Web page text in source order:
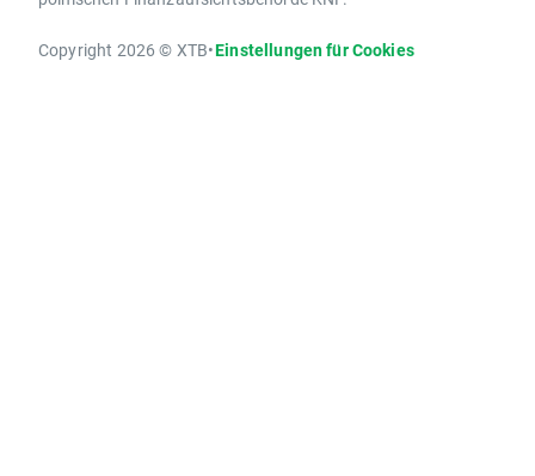
Copyright 2026 © XTB•Einstellungen für Cookies